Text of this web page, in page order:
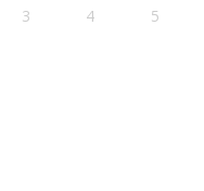
3 4 5